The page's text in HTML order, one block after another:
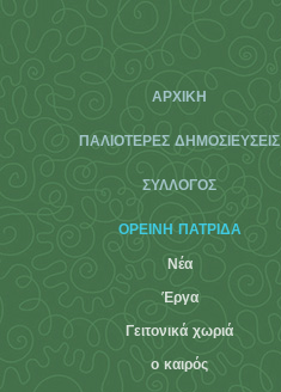
ΑΡΧΙΚΉ
ΠΑΛΙΌΤΕΡΕΣ ΔΗΜΟΣΙΕΎΣΕΙΣ
ΣΥΛΛΟΓΟΣ
ΟΡΕΙΝΗ ΠΑΤΡΙΔΑ
Νέα
Έργα
Γειτονικά χωριά
ο καιρός